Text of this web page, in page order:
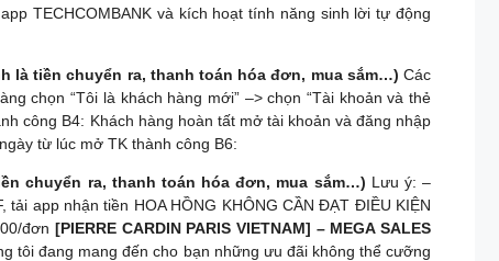
TECHCOMBANK và kích hoạt tính năng sinh lời tự động
là tiền chuyển ra, thanh toán hóa đơn, mua sắm…) Các
chọn “Tôi là khách hàng mới” –> chọn “Tài khoản và thẻ
công B4: Khách hàng hoàn tất mở tài khoản và đăng nhập
từ lúc mở TK thành công B6:
chuyển ra, thanh toán hóa đơn, mua sắm…) Lưu ý: –
app nhận tiền HOA HỒNG KHÔNG CẦN ĐẠT ĐIỀU KIỆN
đơn[PIERRE CARDIN PARIS VIETNAM] – MEGA SALES
tôi đang mang đến cho bạn những ưu đãi không thể cưỡng